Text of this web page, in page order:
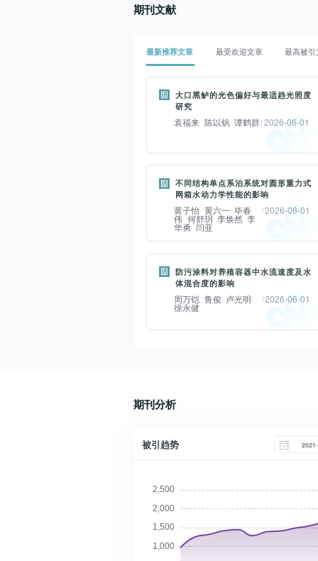
期刊文献
最新推荐文章 最受欢迎文章 最高被引
大口黑鲈的光色偏好与最适趋光照度
研究
袁福来 陈以钒 谭鹤群 2026-06-01
摘要：
以大口黑鲈成鱼为对象,探究其光色
偏好与最适趋光照度,旨在探讨利用
其光偏好性设计诱捕装置的可行性。
试验首先采用圆形水槽(光色选择试
灯)研究大口黑鲈对不同光色的偏好
性。在此基础上,利用矩形水槽(趋光
性试验:同色灯;绿光阈值试验:12
光色选择中,绿光(43.12%
分布率显著高于红、黄光(P蓝色>黑
为108 lx)组鱼群最密集分布于光源
处,60 W、90 W组因强光回避。研
究表明,特定光色和光照度对大口黑
不同结构单点系泊系统对圆形重力式
网箱水动力学性能的影响
黄子怡 黄六一 毕春
伟 何舒玥 李焕然 李
华勇 闫亚
2026-06-01
单点系泊圆形重力式网箱因对环境友
好等优点而得到广泛应用,不同结构
单点系泊系统会对系泊绳最大张力、
点系泊系统(1常用方式、2加水平底
框绳和系框绳重物)下系泊绳最大张
随着水流速度的增加而减小。方案2
防污涂料对养殖容器中水流速度及水
体混合度的影响
周万铠 鲁俊 卢光明
徐永健
2026-06-01
摘要：
损性能、环境友好性及广阔市场前景
脂基系列(SA-0、SA-Ag、SA-P-
的水流速度场分布及水体混合度变
化,系统评估了不同涂层表面对水动
力环境的影响。结果显示:与白玻璃
期刊分析
被引趋势